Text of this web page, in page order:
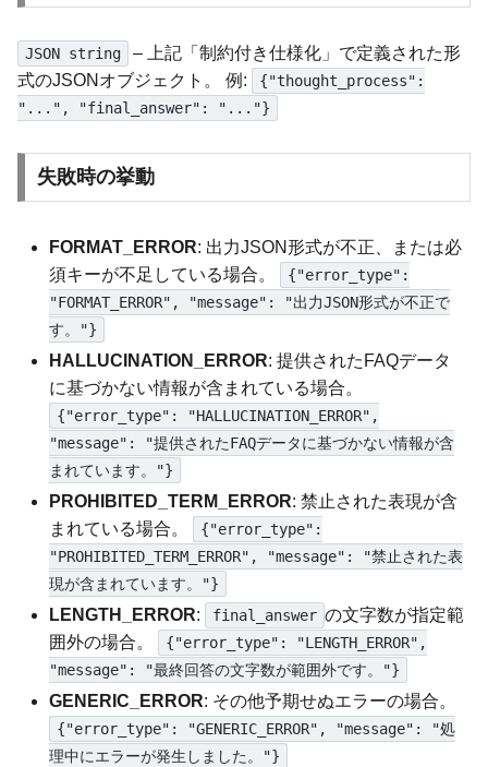
JSON string
– 上記「制約付き仕様化」で定義された形
式のJSONオブジェクト。 例:
{"thought_process":
"...", "final_answer": "..."}
失敗時の挙動
FORMAT_ERROR: 出力JSON形式が不正、または必
須キーが不足している場合。
{"error_type":
"FORMAT_ERROR", "message": "出力JSON形式が不正で
す。"}
HALLUCINATION_ERROR: 提供されたFAQデータ
に基づかない情報が含まれている場合。
{"error_type": "HALLUCINATION_ERROR",
"message": "提供されたFAQデータに基づかない情報が含
まれています。"}
PROHIBITED_TERM_ERROR: 禁止された表現が含
まれている場合。
{"error_type":
"PROHIBITED_TERM_ERROR", "message": "禁止された表
現が含まれています。"}
LENGTH_ERROR: final_answer の文字数が指定範
囲外の場合。
{"error_type": "LENGTH_ERROR",
"message": "最終回答の文字数が範囲外です。"}
GENERIC_ERROR: その他予期せぬエラーの場合。
{"error_type": "GENERIC_ERROR", "message": "処
理中にエラーが発生しました。"}